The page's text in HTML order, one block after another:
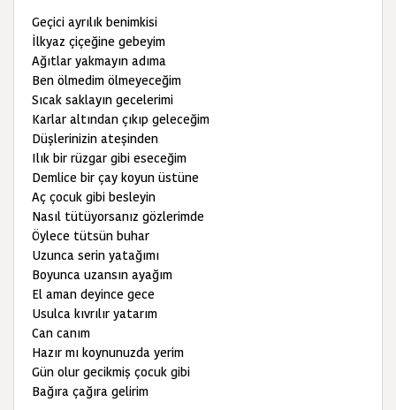
Geçici ayrılık benimkisi
İlkyaz çiçeğine gebeyim
Ağıtlar yakmayın adıma
Ben ölmedim ölmeyeceğim
Sıcak saklayın gecelerimi
Karlar altından çıkıp geleceğim
Düşlerinizin ateşinden
Ilık bir rüzgar gibi eseceğim
Demlice bir çay koyun üstüne
Aç çocuk gibi besleyin
Nasıl tütüyorsanız gözlerimde
Öylece tütsün buhar
Uzunca serin yatağımı
Boyunca uzansın ayağım
El aman deyince gece
Usulca kıvrılır yatarım
Can canım
Hazır mı koynunuzda yerim
Gün olur gecikmiş çocuk gibi
Bağıra çağıra gelirim